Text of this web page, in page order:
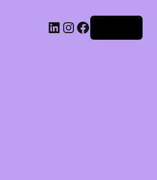
LinkedIn
Instagram
Facebook